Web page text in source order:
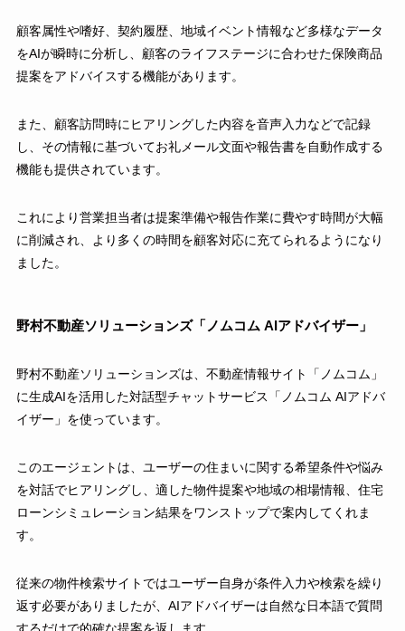
顧客属性や嗜好、契約履歴、地域イベント情報など多様なデータ
をAIが瞬時に分析し、顧客のライフステージに合わせた保険商品
提案をアドバイスする機能があります。
また、顧客訪問時にヒアリングした内容を音声入力などで記録
し、その情報に基づいてお礼メール文面や報告書を自動作成する
機能も提供されています。
これにより営業担当者は提案準備や報告作業に費やす時間が大幅
に削減され、より多くの時間を顧客対応に充てられるようになり
ました。
野村不動産ソリューションズ「ノムコム AIアドバイザー」
野村不動産ソリューションズは、不動産情報サイト「ノムコム」
に生成AIを活用した対話型チャットサービス「ノムコム AIアドバ
イザー」を使っています。
このエージェントは、ユーザーの住まいに関する希望条件や悩み
を対話でヒアリングし、適した物件提案や地域の相場情報、住宅
ローンシミュレーション結果をワンストップで案内してくれま
す。
従来の物件検索サイトではユーザー自身が条件入力や検索を繰り
返す必要がありましたが、AIアドバイザーは自然な日本語で質問